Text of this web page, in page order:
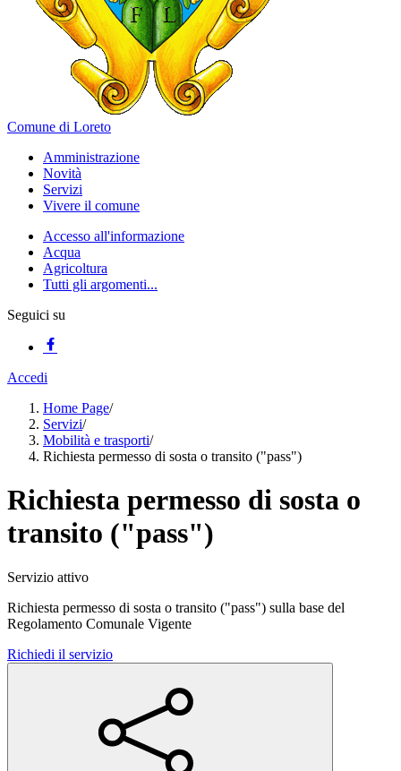
Comune di Loreto
Amministrazione
Novità
Servizi
Vivere il comune
Accesso all'informazione
Acqua
Agricoltura
Tutti gli argomenti...
Seguici su
Accedi
Home Page/
Servizi/
Mobilità e trasporti/
Richiesta permesso di sosta o transito ("pass")
Richiesta permesso di sosta o
transito ("pass")
Servizio attivo
Richiesta permesso di sosta o transito ("pass") sulla base del
Regolamento Comunale Vigente
Richiedi il servizio